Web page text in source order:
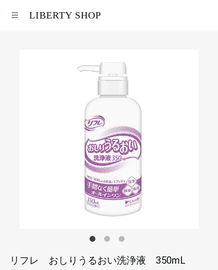
LIBERTY SHOP
リフレ おしりうるおい洗浄液 350mL